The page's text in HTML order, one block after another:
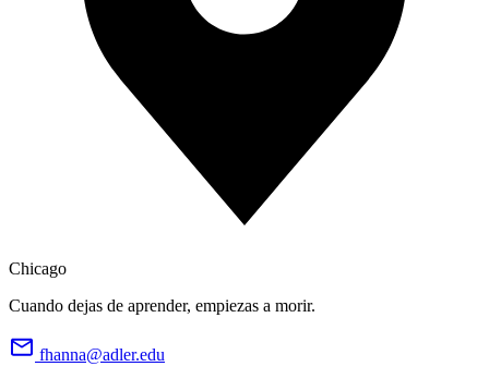
Chicago
Cuando dejas de aprender, empiezas a morir.
fhanna@adler.edu